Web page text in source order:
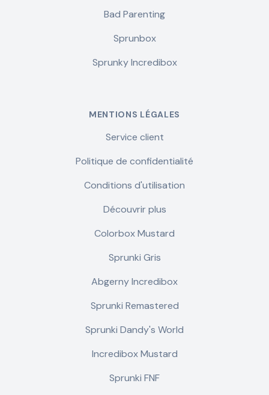
Bad Parenting
Sprunbox
Sprunky Incredibox
MENTIONS LÉGALES
Service client
Politique de confidentialité
Conditions d'utilisation
Découvrir plus
Colorbox Mustard
Sprunki Gris
Abgerny Incredibox
Sprunki Remastered
Sprunki Dandy's World
Incredibox Mustard
Sprunki FNF